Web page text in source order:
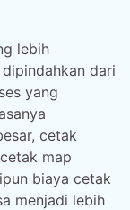
lebih
dari
yang
cetak
map
biaya cetak
menjadi lebih